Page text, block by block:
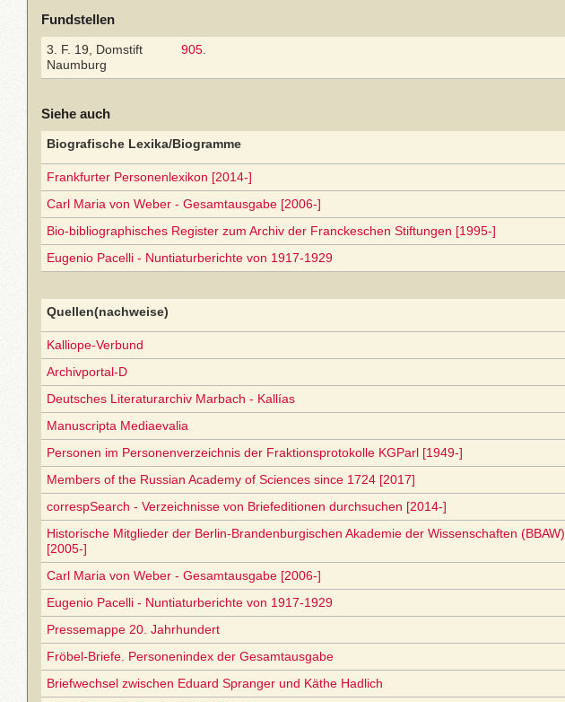
Fundstellen
3. F. 19, Domstift
Naumburg
905
Siehe auch
Biografische Lexika/Biogramme
Frankfurter Personenlexikon [2014-]
Carl Maria von Weber - Gesamtausgabe [2006-]
Bio-bibliographisches Register zum Archiv der Franckeschen Stiftungen [1995-]
Eugenio Pacelli - Nuntiaturberichte von 1917-1929
Quellen(nachweise)
Kalliope-Verbund
Archivportal-D
Deutsches Literaturarchiv Marbach - Kallías
Manuscripta Mediaevalia
Personen im Personenverzeichnis der Fraktionsprotokolle KGParl [1949-]
Members of the Russian Academy of Sciences since 1724 [2017]
correspSearch - Verzeichnisse von Briefeditionen durchsuchen [2014-]
Historische Mitglieder der Berlin-Brandenburgischen Akademie der Wissenschaften (BBAW)
[2005-]
Carl Maria von Weber - Gesamtausgabe [2006-]
Eugenio Pacelli - Nuntiaturberichte von 1917-1929
Pressemappe 20. Jahrhundert
Fröbel-Briefe. Personenindex der Gesamtausgabe
Briefwechsel zwischen Eduard Spranger und Käthe Hadlich